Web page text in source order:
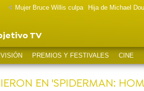
Mujer Bruce Willis culpa Hija de Michael
TV
PREMIOS Y FESTIVALES CINE
EN 'SPIDERMAN: